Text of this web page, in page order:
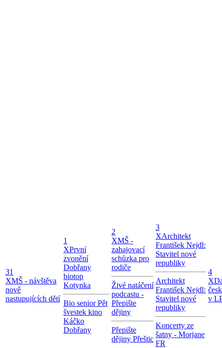
31
XMŠ - návštěva
nově
nastupujících dětí
1
XPrvní
zvonění
Dobřany
biotop
Kotynka
Bio senior Pět
švestek kino
Káčko
Dobřany
2
XMŠ -
zahajovací
schůzka pro
rodiče
Živé natáčení
podcastu -
Přepište
dějiny
Přepište
dějiny Přeštic
3
XArchitekt
František Nejdl:
Stavitel nové
republiky
Architekt
František Nejdl:
Stavitel nové
republiky
Koncerty ze
šatny - Morjane
FR
4
X
v